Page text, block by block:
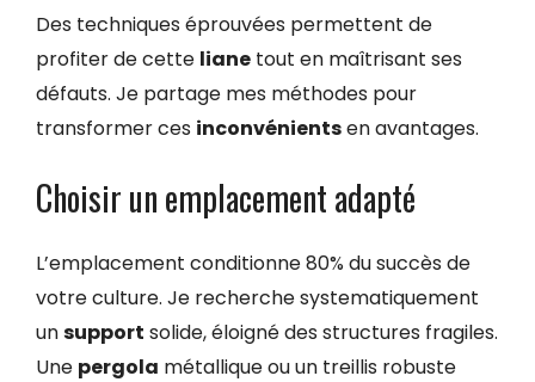
Des techniques éprouvées permettent de
profiter de cette liane tout en maîtrisant ses
défauts. Je partage mes méthodes pour
transformer ces inconvénientsen avantages.
Choisir un emplacement adapté
L’emplacement conditionne 80% du succès de
votre culture. Je recherche systematiquement
unsupport solide, éloigné des structures fragiles.
Une pergola métallique ou un treillis robuste